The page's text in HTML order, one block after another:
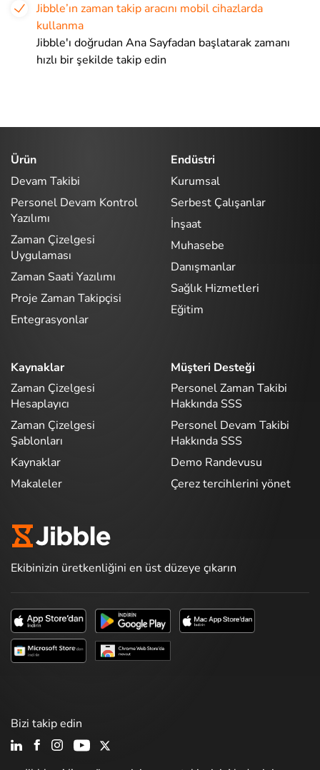
Jibble’ın zaman takip aracını mobil cihazlarda
kullanma
Jibble'ı doğrudan Ana Sayfadan başlatarak zamanı
hızlı bir şekilde takip edin
Ürün
Devam Takibi
Personel Devam Kontrol
Yazılımı
Zaman Çizelgesi
Uygulaması
Zaman Saati Yazılımı
Proje Zaman Takipçisi
Entegrasyonlar
Endüstri
Kurumsal
Serbest Çalışanlar
İnşaat
Muhasebe
Danışmanlar
Sağlık Hizmetleri
Eğitim
Kaynaklar
Zaman Çizelgesi
Hesaplayıcı
Zaman Çizelgesi
Şablonları
Kaynaklar
Makaleler
Müşteri Desteği
Personel Zaman Takibi
Hakkında SSS
Personel Devam Takibi
Hakkında SSS
Demo Randevusu
Çerez tercihlerini yönet
Ekibinizin üretkenliğini en üst düzeye çıkarın
Bizi takip edin